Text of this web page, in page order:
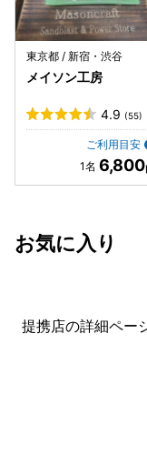
東京都 / 新宿・渋谷
メイソン工房
4.9 (55)
ご利用目安
6,800
お気に入り
提携店の詳細ペー